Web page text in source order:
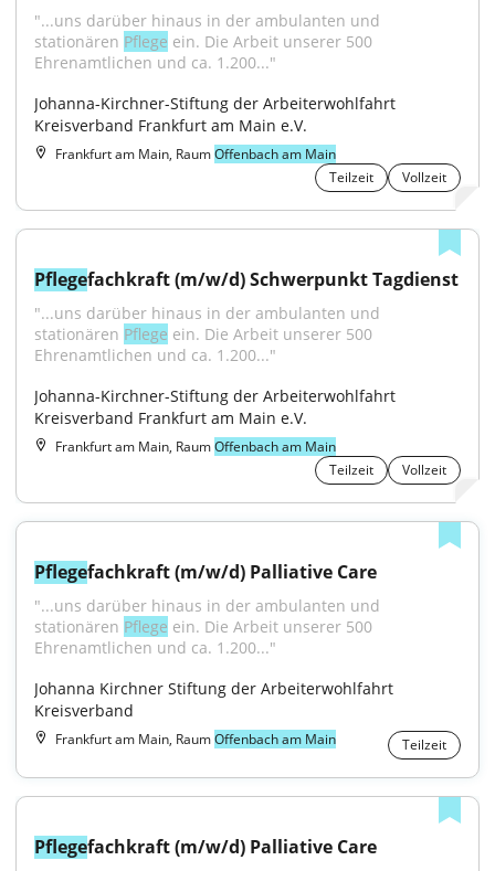
"...uns darüber hinaus in der ambulanten und
stationären Pflege ein. Die Arbeit unserer 500
Ehrenamtlichen und ca. 1.200..."
Johanna-Kirchner-Stiftung der Arbeiterwohlfahrt
Kreisverband Frankfurt am Main e.V.
Frankfurt am Main, RaumOffenbach am Main
Teilzeit
Vollzeit
Pflegefachkraft (m/w/d) Schwerpunkt Tagdienst
"...uns darüber hinaus in der ambulanten und
stationären Pflege ein. Die Arbeit unserer 500
Ehrenamtlichen und ca. 1.200..."
Johanna-Kirchner-Stiftung der Arbeiterwohlfahrt
Kreisverband Frankfurt am Main e.V.
Frankfurt am Main, RaumOffenbach am Main
Teilzeit
Vollzeit
Pflegefachkraft (m/w/d) Palliative Care
"...uns darüber hinaus in der ambulanten und
stationären Pflege ein. Die Arbeit unserer 500
Ehrenamtlichen und ca. 1.200..."
Johanna Kirchner Stiftung der Arbeiterwohlfahrt
Kreisverband
Frankfurt am Main, RaumOffenbach am Main Teilzeit
Pflegefachkraft (m/w/d) Palliative Care